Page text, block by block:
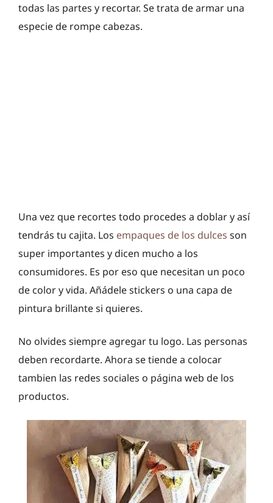
todas las partes y recortar. Se trata de armar una
especie de rompe cabezas.
Una vez que recortes todo procedes a doblar y así
tendrás tu cajita. Los empaques de los dulces son
super importantes y dicen mucho a los
consumidores. Es por eso que necesitan un poco
de color y vida. Añádele stickers o una capa de
pintura brillante si quieres.
No olvides siempre agregar tu logo. Las personas
deben recordarte. Ahora se tiende a colocar
tambien las redes sociales o página web de los
productos.